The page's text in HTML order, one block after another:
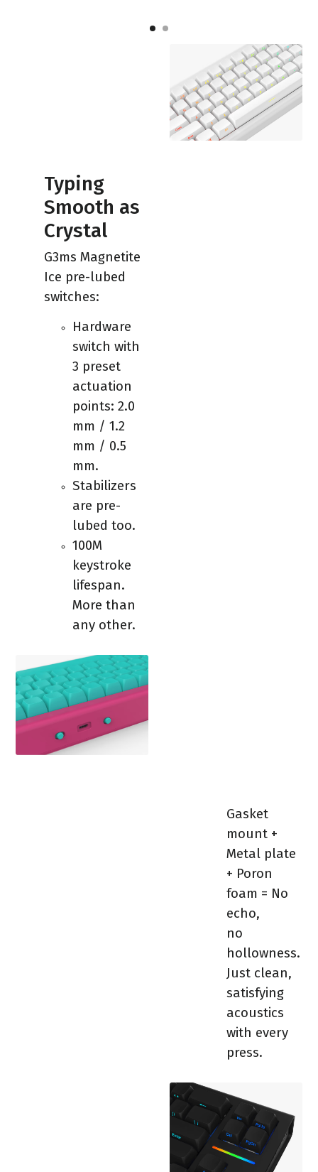
Typing
Smooth as
Crystal
G3ms Magnetite
Ice pre-lubed
switches:
Hardware
switch with
3 preset
actuation
points: 2.0
mm / 1.2
mm / 0.5
mm.
Stabilizers
are pre-
lubed too.
100M
keystroke
lifespan.
More than
any other.
Gasket
mount +
Metal plate
+ Poron
foam = No
echo,
no
hollowness.
Just clean,
satisfying
acoustics
with every
press.